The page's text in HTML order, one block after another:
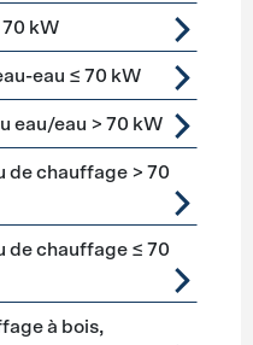
70 kW
eau ≤ 70 kW
eau/eau > 70 kW
de chauffage > 70
de chauffage ≤ 70
à bois,